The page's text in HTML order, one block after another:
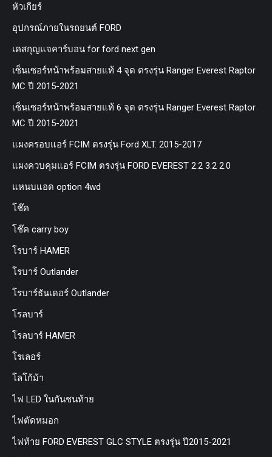
หัวเกียร์
อุปกรณ์ภายในรถยนต์ FORD
เคสกุญแจคาร์บอน for ford next gen
เซ็นเซอร์หน้าพร้อมสายแท้ 4 จุด ตรงรุ่น Ranger Everest Raptor
MC ปี 2015-2021
เซ็นเซอร์หน้าพร้อมสายแท้ 6 จุด ตรงรุ่น Ranger Everest Raptor
MC ปี 2015-2021
แผงครอบแอร์ FCIM ตรงรุ่น Ford XLT. 2015-2017
แผงควบคุมแอร์ FCIM ตรงรุ่น FORD EVEREST 2.2 3.2 2.0
แหนบแอด option 4wd
โช๊ค
โช๊ค carry boy
โรบาร์ HAMER
โรบาร์ Outlander
โรบาร์ธันเดอร์ Outlander
โรลบาร์
โรลบาร์ HAMER
โรเลอร์
โลโก้ม้า
ไฟ LED ในกันชนท้าย
ไฟตัดหมอก
ไฟท้าย FORD EVEREST GLC STYLE ตรงรุ่น ปี2015-2021